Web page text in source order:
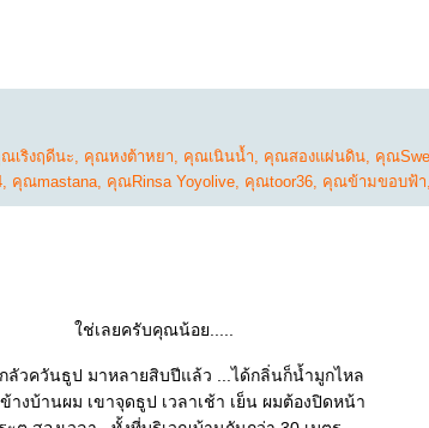
เริงฤดีนะ, คุณหงต้าหยา, คุณเนินน้ำ, คุณสองแผ่นดิน, คุณ
, คุณmastana, คุณRinsa Yoyolive, คุณtoor36, คุณข้ามขอบฟ้า,
ช่เลยครับคุณน้อย.....
ผมเองก็กลัวควันธูป มาหลายสิบปีแล้ว ...ได้กลิ่นก็น้ำมูกไหล
ปัจจุบัน ข้างบ้านผม เขาจุดธูป เวลาเช้า เย็น ผมต้องปิดหน้า